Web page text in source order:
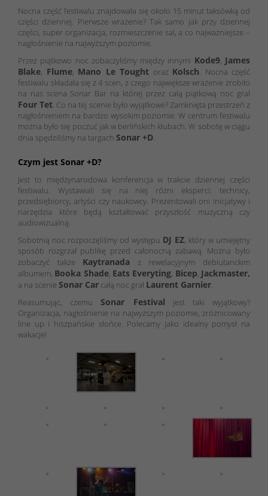
Nocna część festiwalu znajdowała się około 15 minut taksówką od
części dziennej. Pierwsze wrażenie? Tak samo jak przy dziennej
części, super organizacja, rozmieszczenie sal, a co najważniejsze –
nagłośnienie na najwyższym poziomie.
Przez piątkowo noc zobaczyliśmy między innymi Kode9, James
Blake, Flume, Mano Le Tought oraz Kolsch. Nocna część
festiwalu składała się z 4 scen, z czego największe wrażenie zrobiło
na nas scena Sonar Bar na której przez całą piątkową noc grał
Four Tet. Co na tej scenie było wyjątkowe? Zamknięta przestrzeń z
nagłośnieniem na bardzo wysokim poziomie. W centrum festiwalu
można było się poczuć jak w berlińskich klubach. W sobotę w ciągu
dnia spędziliśmy na targach Sonar +D.
Czym jest Sonar +D?
Jest to międzynarodowa konferencja w trakcie dziennej części
festiwalu. Wystawiali się na niej różni eksperci: technicy,
przedsiębiorcy, artyści czy naukowcy. Prezentowali oni inicjatywy i
narzędzia które będą kształtować przyszłość muzyczną czy
audiowizualną.
Sobotnią noc rozpoczęliśmy od występu DJ EZ, który w umiejętny
sposób rozgrzał publikę przed całonocną zabawą. Można było
zobaczyć także Kaytranada z rewelacyjnym debiutanckim
albumem, Booka Shade, Eats Everyting, Bicep, Jackmaster,
a na scenie Sonar Car całą noc grał Laurent Garnier.
Reasumując, czemuSonar Festival jest taki wyjątkowy?
Organizacja, nagłośnienie na najwyższym poziomie, zróżnicowany
line up i hiszpańskie słońce. Polecamy jako idealny pomysł na
wakacje!